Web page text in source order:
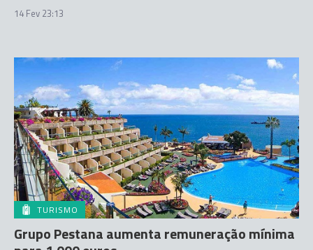
14 Fev 23:13
TURISMO
Grupo Pestana aumenta remuneração mínima